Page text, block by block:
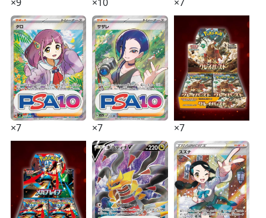
×7 ×7 ×7